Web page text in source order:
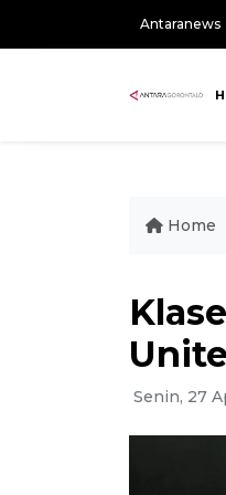
Antaranews
Home
Senin, 27